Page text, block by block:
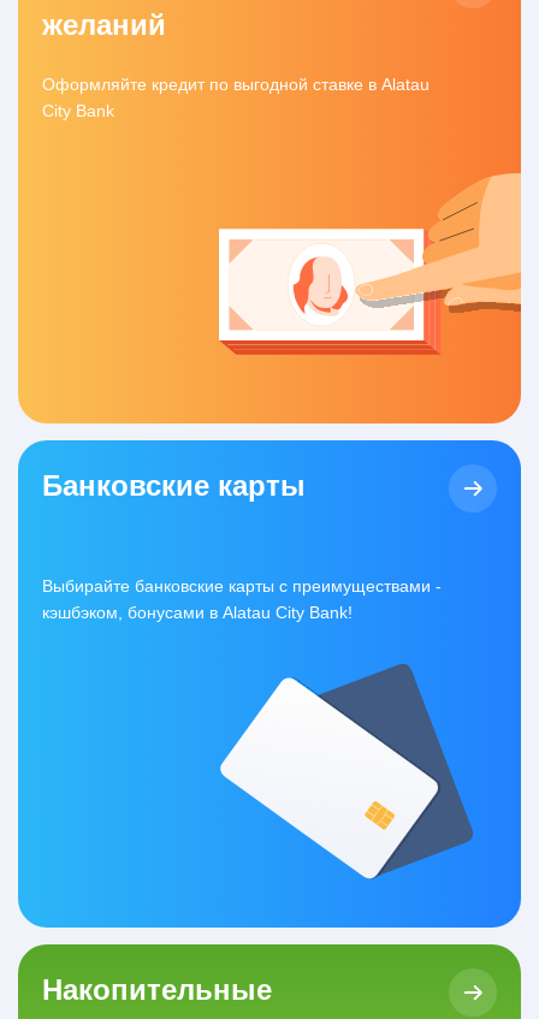
желаний
Оформляйте кредит по выгодной ставке в Alatau
City Bank
Банковские карты
Выбирайте банковские карты с преимуществами -
кэшбэком, бонусами в Alatau City Bank!
Накопительные